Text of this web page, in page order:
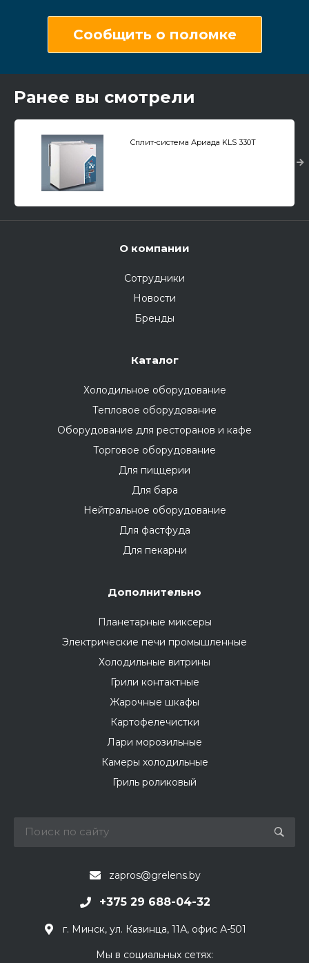
Сообщить о поломке
Ранее вы смотрели
Сплит-система Ариада KLS 330T
О компании
Сотрудники
Новости
Бренды
Каталог
Холодильное оборудование
Тепловое оборудование
Оборудование для ресторанов и кафе
Торговое оборудование
Для пиццерии
Для бара
Нейтральное оборудование
Для фастфуда
Для пекарни
Дополнительно
Планетарные миксеры
Электрические печи промышленные
Холодильные витрины
Грили контактные
Жарочные шкафы
Картофелечистки
Лари морозильные
Камеры холодильные
Гриль роликовый
zapros@grelens.by
+375 29 688-04-32
г. Минск, ул. Казинца, 11А, офис А-501
Мы в социальных сетях: